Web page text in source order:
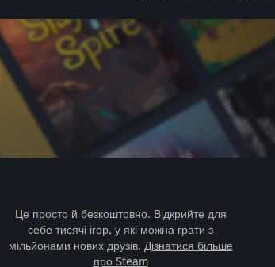
Це просто й безкоштовно. Відкрийте для
себе тисячі ігор, у які можна грати з
мільйонами нових друзів. Дізнатися більше
про Steam